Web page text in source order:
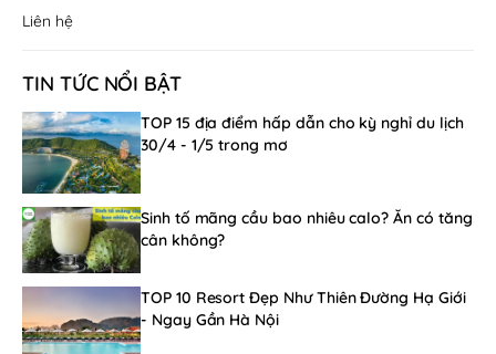
Liên hệ
TIN TỨC NỔI BẬT
TOP 15 địa điểm hấp dẫn cho kỳ nghỉ du lịch
30/4 - 1/5 trong mơ
Sinh tố mãng cầu bao nhiêu calo? Ăn có tăng
cân không?
TOP 10 Resort Đẹp Như Thiên Đường Hạ Giới
- Ngay Gần Hà Nội